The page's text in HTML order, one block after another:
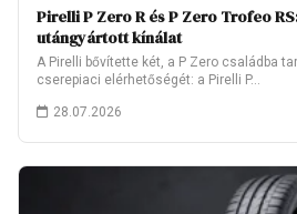
Pirelli P Zero R és P Zero Trofeo
utángyártott kínálat
A Pirelli bővítette két, a P Zero családba
cserepiaci elérhetőségét: a Pirelli P…
28.07.2026